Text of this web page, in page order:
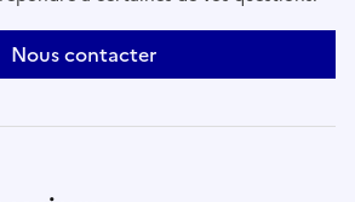
Nous contacter